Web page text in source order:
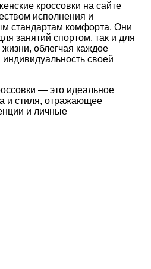
кроссовки на сайте
исполнения и
стандартам комфорта. Они
занятий спортом, так и для
облегчая каждое
своей
— это идеальное
и стиля, отражающее
и личные